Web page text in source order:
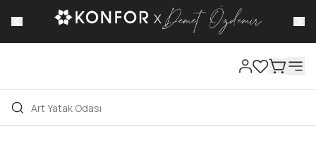
Kampanyalı Fiyatlarımızdan Faydalan,
İndirim Fırsatlarını Kaçırma!